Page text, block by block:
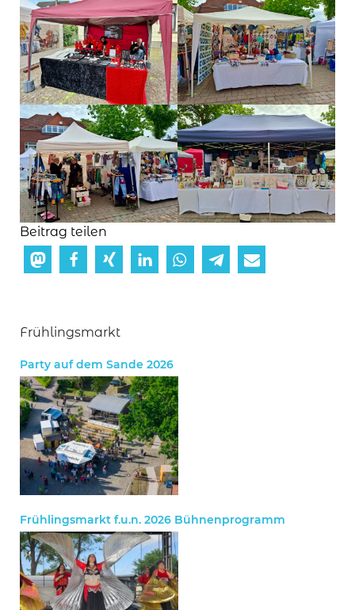
Beitrag teilen
Frühlingsmarkt
Party auf dem Sande 2026
Frühlingsmarkt f.u.n. 2026 Bühnenprogramm